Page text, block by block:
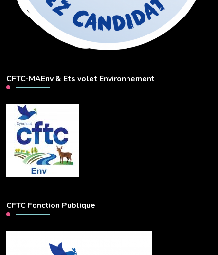
CFTC-MAEnv & Ets volet Environnement
CFTC Fonction Publique